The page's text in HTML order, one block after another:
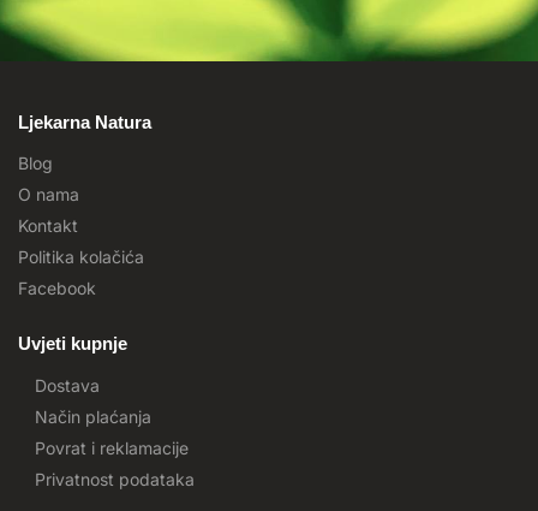
Ljekarna Natura
Blog
O nama
Kontakt
Politika kolačića
Facebook
Uvjeti kupnje
Dostava
Način plaćanja
Povrat i reklamacije
Privatnost podataka